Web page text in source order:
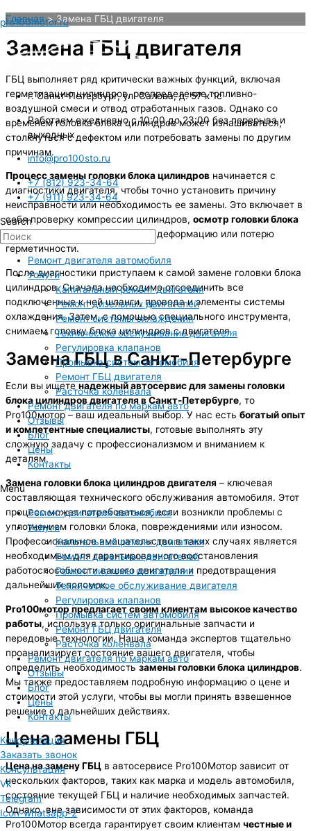
Перейти
к
содержимому
pro100motor.ru
г. Санкт-Петербург, ул. Салова, д. 57 к 1с
Работаем ежедневно с 10:00 до 23:00 без перерыва и
выходных
info@pro100sto.ru
+7 (812) 923-34-64
+7 (911) 923-34-64
Search
Ремонт двигателя автомобиля
Услуги
Капитальный ремонт двигателя
Ремонт дизельных двигателей
Ремонт системы охлаждения
Техническое обслуживание двигателя
Регулировка клапанов
Промывка систем автомобиля
Ремонт ГБЦ двигателя
Расточка коленвала
Ремонт двигателя по маркам авто
Отзывы
Блог
Цены
Контакты
Menu
Ремонт двигателя автомобиля
Услуги
Капитальный ремонт двигателя
Ремонт дизельных двигателей
Ремонт системы охлаждения
Техническое обслуживание двигателя
Регулировка клапанов
Промывка систем автомобиля
Ремонт ГБЦ двигателя
Расточка коленвала
Ремонт двигателя по маркам авто
Отзывы
Блог
Цены
Контакты
Консультация
Заказать звонок
Консультация
Vk
Telegram
Icon-whatsapp-2
Главная Замена ГБЦ двигателя
Замена ГБЦ двигателя
ГБЦ выполняет ряд критически важных функций, включая
герметизацию цилиндров, распределение топливно-
воздушной смеси и отвод отработанных газов. Однако со
временем головка блока цилиндров может изнашиваться,
столкнуться с дефектом или потребовать замены по другим
причинам.
Процесс замены головки блока цилиндров начинается с
диагностики двигателя, чтобы точно установить причину
неисправности или необходимость ее замены. Это включает в
себя проверку компрессии цилиндров, осмотр головки блока
цилиндров на наличие трещин
, деформацию или потерю
герметичности.
После диагностики приступаем к самой замене головки блока
цилиндров. Сначала необходимо отсоединить все
подключенные к ней шланги, провода и элементы системы
охлаждения. Затем, с помощью специального инструмента,
снимаем головку блока цилиндров с двигателя.
Замена ГБЦ в Санкт-Петербурге
Если вы ищете надежный автосервис для замены головки
блока цилиндров двигателя в Санкт-Петербурге, то
Pro100мотор – ваш идеальный выбор. У нас есть богатый опыт
и компетентные специалисты, готовые выполнять эту
сложную задачу с профессионализмом и вниманием к
деталям.
Замена головки блока цилиндров двигателя – ключевая
составляющая технического обслуживания автомобиля. Этот
процесс может потребоваться, если возникли проблемы с
уплотнением головки блока, повреждениями или износом.
Профессиональное вмешательство в таких случаях является
необходимым для гарантированного восстановления
работоспособности вашего двигателя и предотвращения
дальнейших поломок.
Pro100мотор предлагает своим клиентам высокое качество
работы, используя только оригинальные запчасти и
передовые технологии. Наша команда экспертов тщательно
проанализирует состояние вашего двигателя, чтобы
определить необходимость замены головки блока цилиндров.
Мы также предоставляем подробную информацию о цене и
стоимости этой услуги, чтобы вы могли принять взвешенное
решение о дальнейших действиях.
Цена замены ГБЦ
Цена на замену ГБЦ в автосервисе Pro100Мотор зависит от
нескольких факторов, таких как марка и модель автомобиля,
состояние текущей ГБЦ и наличие необходимых запчастей.
Однако, вне зависимости от этих факторов, команда
Pro100Мотор всегда гарантирует своим клиентам честные и